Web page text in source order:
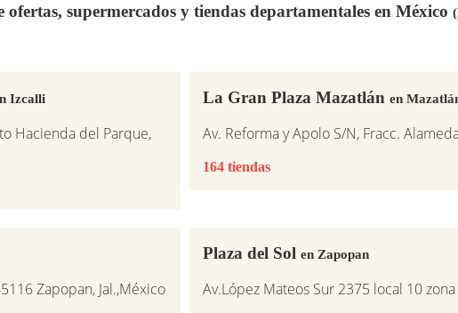
ofertas, supermercados y tiendas departamentales en México
Izcalli
Hacienda del Parque,
La Gran Plaza Mazatlán en
Av. Reforma y Apolo S/N, Fracc.
164 tiendas
Zapopan, Jal.,México
Plaza del Sol en Zapopan
Av.López Mateos Sur 2375 local 10 zona